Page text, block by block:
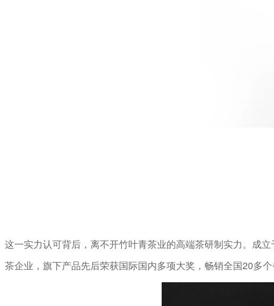
这一实力认可背后，离不开竹叶青茶业的高端茶研制实力。成
茶企业，旗下产品先后荣获国际国内多项大奖，畅销全国20多